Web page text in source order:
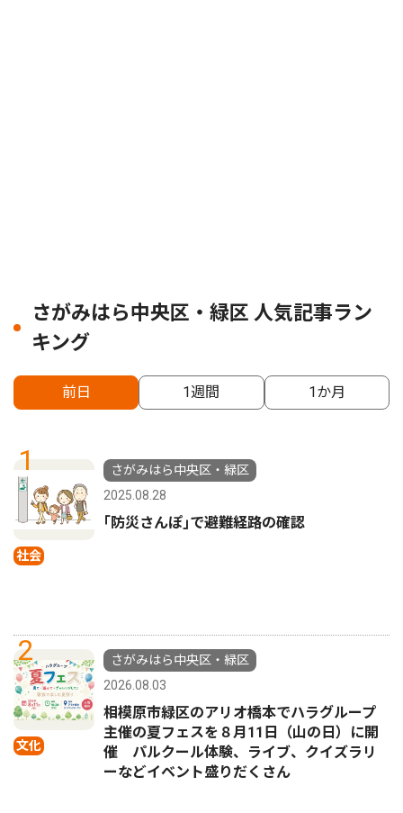
さがみはら中央区・緑区 人気記事ラン
キング
前日 1週間 1か月
1
社会
さがみはら中央区・緑区
2025.08.28
｢防災さんぽ｣で避難経路の確認
2
文化
さがみはら中央区・緑区
2026.08.03
相模原市緑区のアリオ橋本でハラグループ
主催の夏フェスを８月11日（山の日）に開
催 パルクール体験、ライブ、クイズラリ
ーなどイベント盛りだくさん